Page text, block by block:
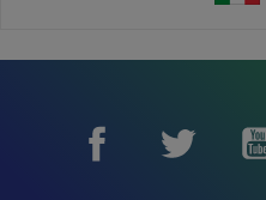
Facebook Twitter